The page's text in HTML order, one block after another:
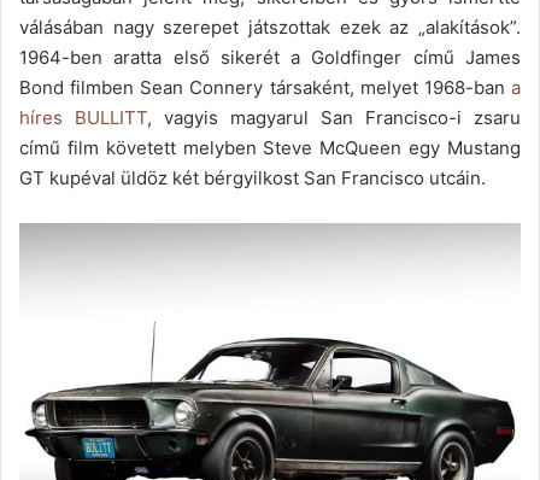
válásában nagy szerepet játszottak ezek az „alakítások”.
1964-ben aratta első sikerét a Goldfinger című James
Bond filmben Sean Connery társaként, melyet 1968-ban a
híres BULLITT, vagyis magyarul San Francisco-i zsaru
című film követett melyben Steve McQueen egy Mustang
GT kupéval üldöz két bérgyilkost San Francisco utcáin.